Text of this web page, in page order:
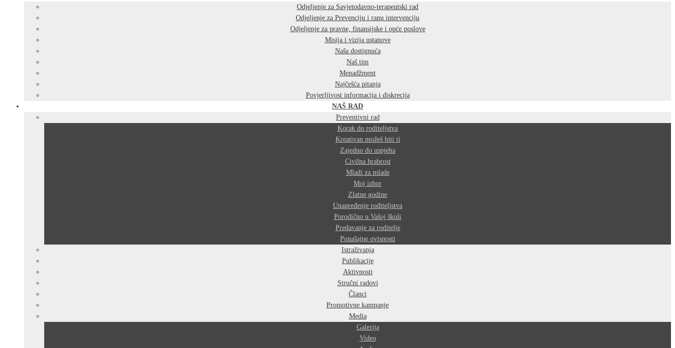
Odjeljenje za Savjetodavno-terapeutski rad
Odjeljenje za Prevenciju i ranu intervenciju
Odjeljenje za pravne, finansijske i opće poslove
Misija i vizija ustanove
Naša dostignuća
Naš tim
Menadžment
Najčešća pitanja
Povjerljivost informacija i diskrecija
NAŠ RAD
Preventivni rad
Korak do roditeljstva
Kreativan možeš biti ti
Zajedno do uspjeha
Civilna hrabrost
Mladi za mlade
Moj izbor
Zlatne godine
Unapređenje roditeljstva
Porodično u Vašoj školi
Predavanje za roditelje
Ponašajne ovisnosti
Istraživanja
Publikacije
Aktivnosti
Stručni radovi
Članci
Promotivne kampanje
Media
Galerija
Video